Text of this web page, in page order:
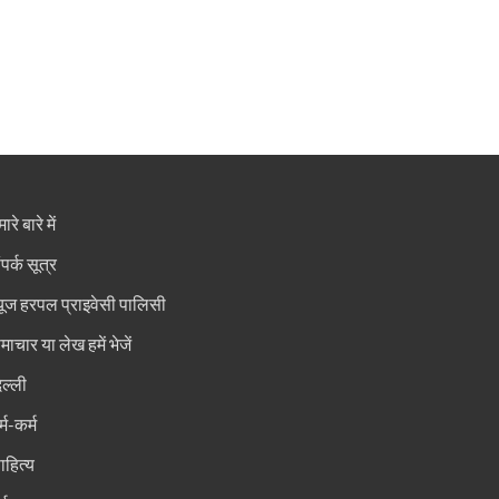
बारे में
सूत्र
हरपल प्राइवेसी पालिसी
या लेख हमें भेजें
कर्म